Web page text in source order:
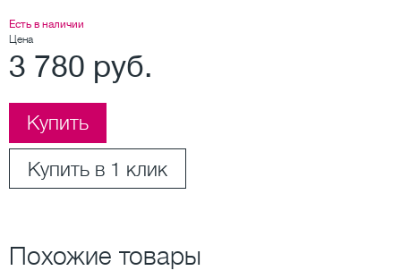
Есть в наличии
Цена
3 780 руб.
Купить
Купить в 1 клик
Похожие товары